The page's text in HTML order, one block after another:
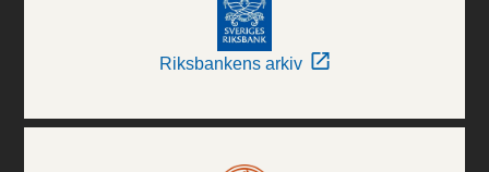
Riksbankens arkiv